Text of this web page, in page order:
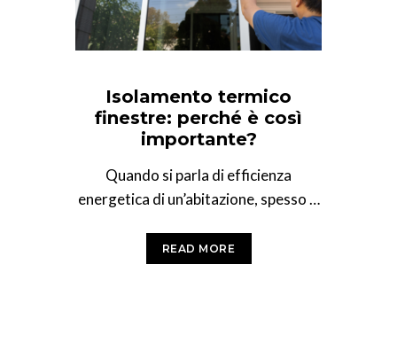
Isolamento termico
finestre: perché è così
importante?
Quando si parla di efficienza
energetica di un’abitazione, spesso si
impianti di riscaldamento. In
READ MORE